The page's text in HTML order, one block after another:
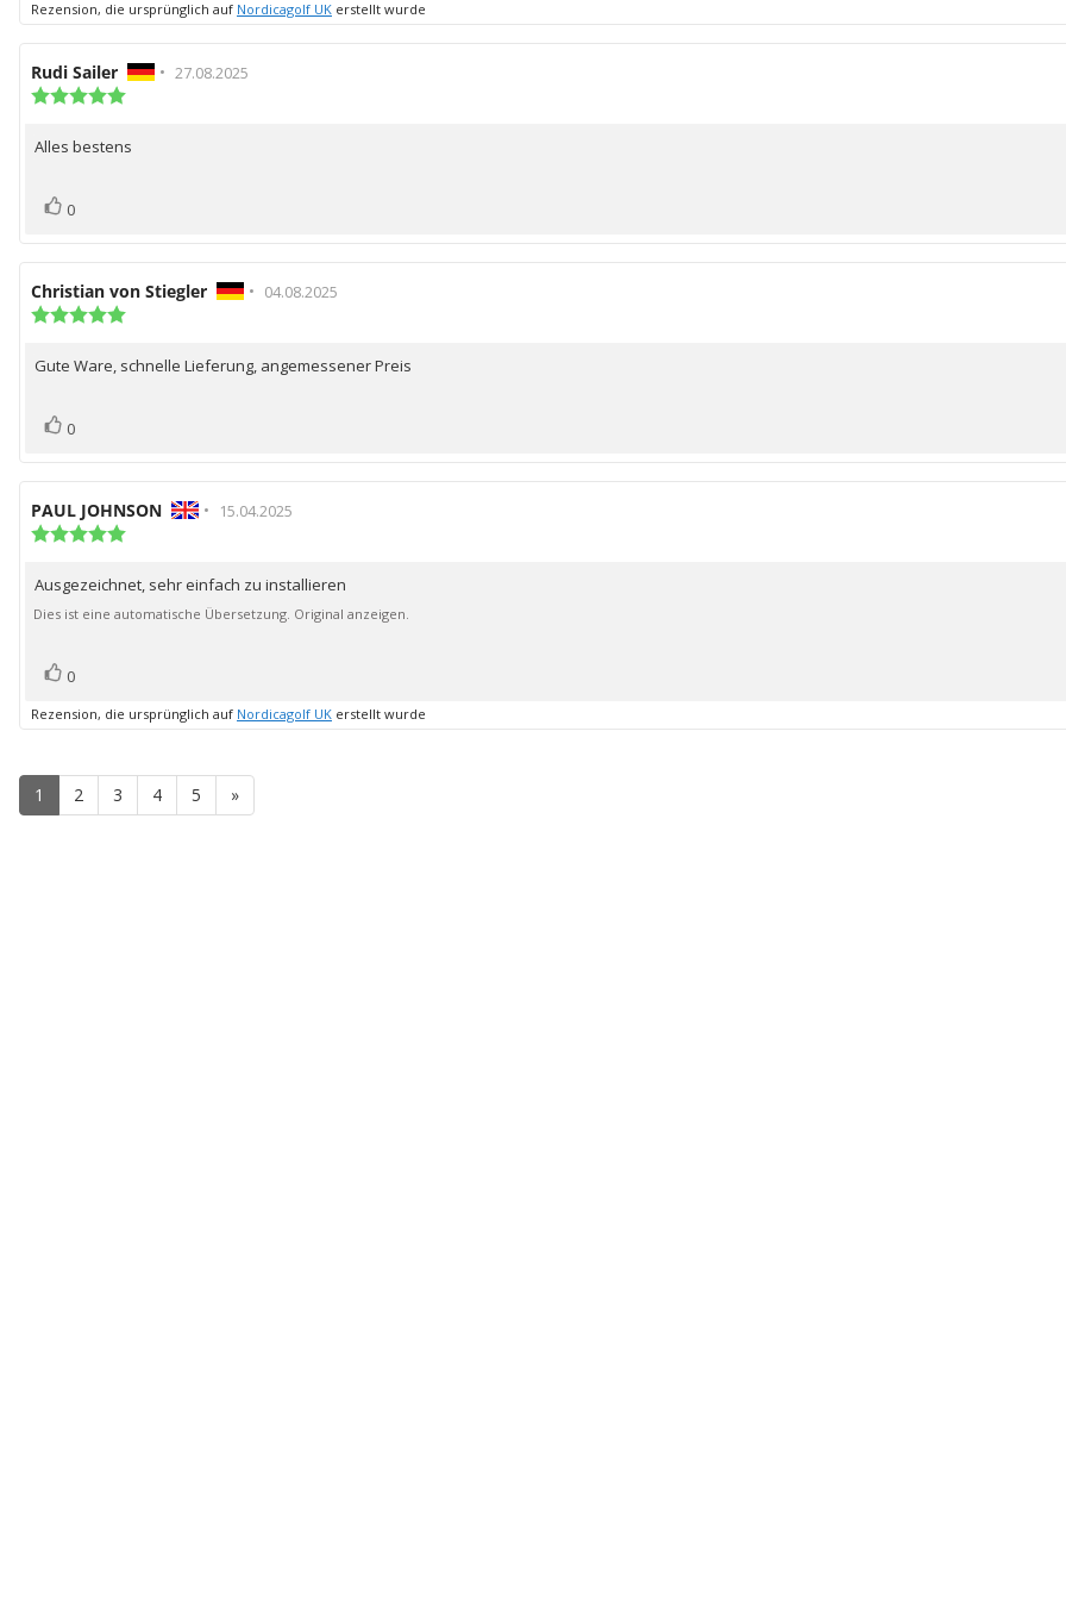
Rezension, die ursprünglich auf Nordicagolf UK erstellt wurde
Autor
der
Rudi Sailer • Bewertungsdatum:
27.08.2025
5
Rezensionstext:
Alles bestens
Stimme
zu
0
Autor
der
Christian von Stiegler • Bewertungsdatum:
04.08.2025
5
Rezensionstext:
Gute Ware, schnelle Lieferung, angemessener Preis
Stimme
zu
0
Autor
der
PAUL JOHNSON • Bewertungsdatum:
15.04.2025
5
Sternen
Rezensionstext:
Ausgezeichnet, sehr einfach zu installieren
Dies ist eine automatische Übersetzung. Original anzeigen.
Stimme
0
Rezension, die ursprünglich auf Nordicagolf UK erstellt wurde
1 2 3 4 5 »